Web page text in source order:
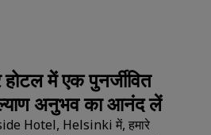
में एक पुनर्जीवित
अनुभव का आनंद लें
Hotel, Helsinki में, हमारे